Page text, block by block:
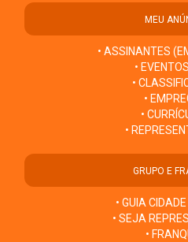
MEU
• ASSINANTES
•
•
•
•
•
GRUPO E
• GUIA
• SEJA
•